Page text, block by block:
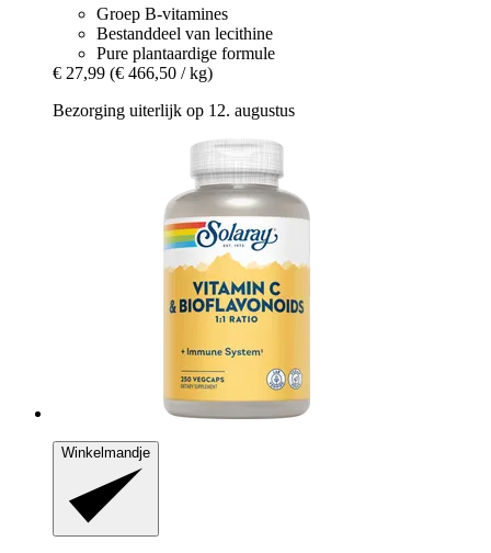
Groep B-vitamines
Bestanddeel van lecithine
Pure plantaardige formule
€ 27,99 (€ 466,50 / kg)
Bezorging uiterlijk op 12. augustus
Winkelmandje